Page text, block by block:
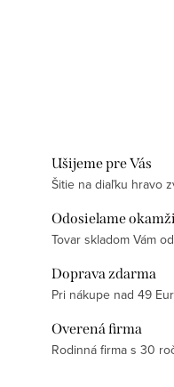
Ušijeme pre Vás
Šitie na diaľku hravo
Odosielame
Tovar skladom Vám
Doprava zdarma
Pri nákupe nad 49
Overená firma
Rodinná firma s 30